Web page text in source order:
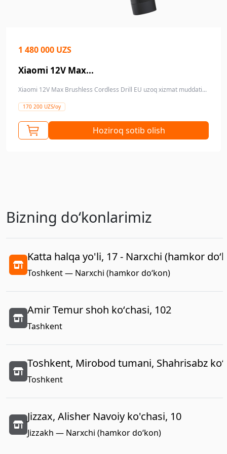
1 480 000 UZS
Xiaomi 12V Max...
Xiaomi 12V Max Brushless Cordless Drill EU uzoq xizmat muddati...
170 200 UZS/oy
Hoziroq sotib olish
Bizning doʻkonlarimiz
Katta halqa yo'li, 17 - Narxchi (hamkor
Toshkent — Narxchi (hamkor do‘kon)
Amir Temur shoh koʻchasi, 102
Tashkent
Toshkent, Mirobod tumani, Shahrisabz
Toshkent
Jizzax, Alisher Navoiy ko'chasi, 10
Jizzakh — Narxchi (hamkor do‘kon)